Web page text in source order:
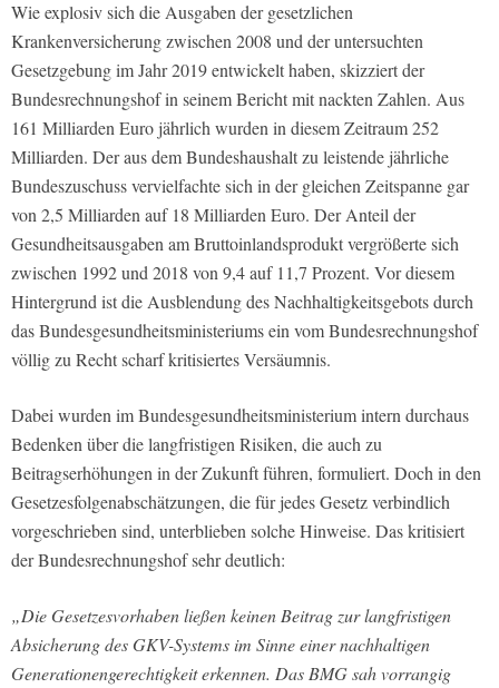
Wie explosiv sich die Ausgaben der gesetzlichen
Krankenversicherung zwischen 2008 und der untersuchten
Gesetzgebung im Jahr 2019 entwickelt haben, skizziert der
Bundesrechnungshof in seinem Bericht mit nackten Zahlen. Aus
161 Milliarden Euro jährlich wurden in diesem Zeitraum 252
Milliarden. Der aus dem Bundeshaushalt zu leistende jährliche
Bundeszuschuss vervielfachte sich in der gleichen Zeitspanne gar
von 2,5 Milliarden auf 18 Milliarden Euro. Der Anteil der
Gesundheitsausgaben am Bruttoinlandsprodukt vergrößerte sich
zwischen 1992 und 2018 von 9,4 auf 11,7 Prozent. Vor diesem
Hintergrund ist die Ausblendung des Nachhaltigkeitsgebots durch
das Bundesgesundheitsministeriums ein vom Bundesrechnungshof
völlig zu Recht scharf kritisiertes Versäumnis.
Dabei wurden im Bundesgesundheitsministerium intern durchaus
Bedenken über die langfristigen Risiken, die auch zu
Beitragserhöhungen in der Zukunft führen, formuliert. Doch in den
Gesetzesfolgenabschätzungen, die für jedes Gesetz verbindlich
vorgeschrieben sind, unterblieben solche Hinweise. Das kritisiert
der Bundesrechnungshof sehr deutlich:
„Die Gesetzesvorhaben ließen keinen Beitrag zur langfristigen
Absicherung des GKV-Systems im Sinne einer nachhaltigen
Generationengerechtigkeit erkennen. Das BMG sah vorrangig